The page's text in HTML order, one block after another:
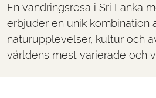
En vandringsresa i Sri Lanka
erbjuder en unik kombination
naturupplevelser, kultur och
världens mest varierade och